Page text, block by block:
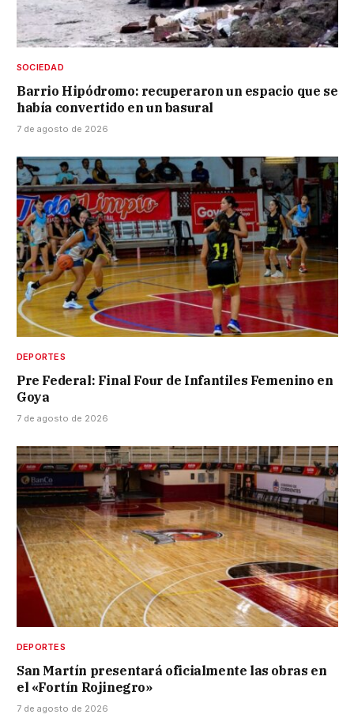
SOCIEDAD
Barrio Hipódromo: recuperaron un espacio que se
había convertido en un basural
7 de agosto de 2026
DEPORTES
Pre Federal: Final Four de Infantiles Femenino en
Goya
7 de agosto de 2026
DEPORTES
San Martín presentará oficialmente las obras en
el «Fortín Rojinegro»
7 de agosto de 2026